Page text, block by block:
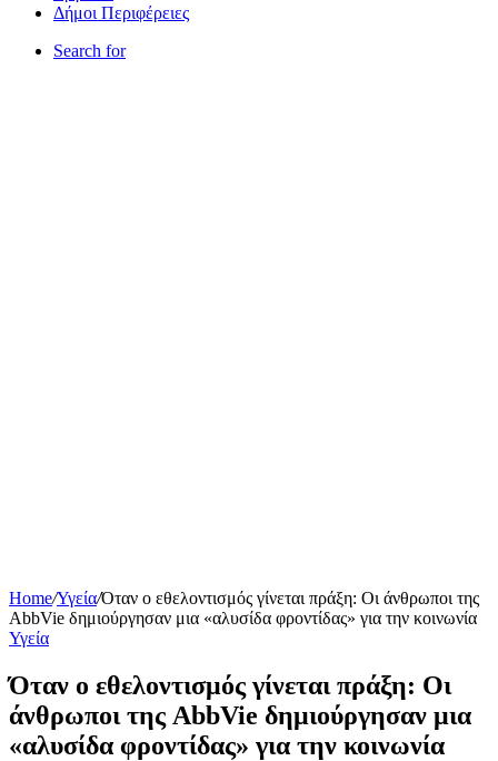
Δήμοι Περιφέρειες
Search for
Home/Υγεία/Όταν ο εθελοντισμός γίνεται πράξη: Οι άνθρωποι της
AbbVie δημιούργησαν μια «αλυσίδα φροντίδας» για την κοινωνία
Υγεία
Όταν ο εθελοντισμός γίνεται πράξη: Οι
άνθρωποι της AbbVie δημιούργησαν μια
«αλυσίδα φροντίδας» για την κοινωνία